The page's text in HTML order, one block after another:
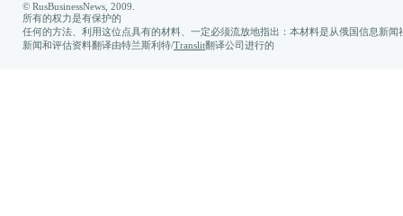
© RusBusinessNews, 2009.
所有的权力是有保护的
任何的方法、利用这位点具有的材料、一定必须流放地指出：本材料是从俄国信息新闻
新闻和评估资料翻译由特兰斯利特/Translit翻译公司进行的